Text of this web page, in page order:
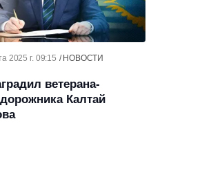
2025 г. 09:15 НОВОСТИ
ветерана-
Калтай